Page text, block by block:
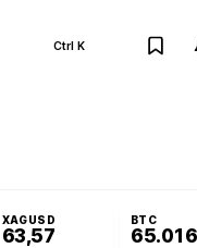
Ctrl K
XAGUSD
63,57
BTC
65.016